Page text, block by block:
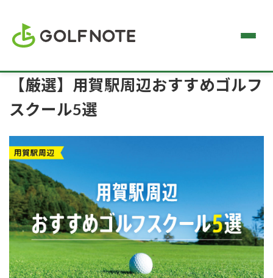
【厳選】用賀駅周辺おすすめゴルフ
スクール5選